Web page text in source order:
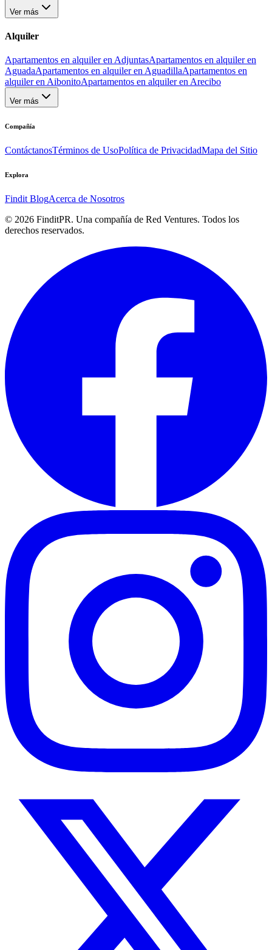
Ver más
Alquiler
Apartamentos en alquiler en AdjuntasApartamentos en alquiler en
AguadaApartamentos en alquiler en AguadillaApartamentos en
alquiler en AibonitoApartamentos en alquiler en Arecibo
Ver más
Compañía
ContáctanosTérminos de UsoPolítica de PrivacidadMapa del Sitio
Explora
Findit BlogAcerca de Nosotros
© 2026 FinditPR. Una compañía de Red Ventures. Todos los
derechos reservados.